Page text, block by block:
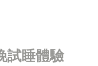
試睡體驗